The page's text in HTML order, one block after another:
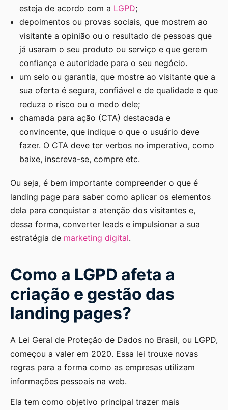
esteja de acordo com a LGPD;
depoimentos ou provas sociais, que mostrem ao
visitante a opinião ou o resultado de pessoas que
já usaram o seu produto ou serviço e que gerem
confiança e autoridade para o seu negócio.
um selo ou garantia, que mostre ao visitante que a
sua oferta é segura, confiável e de qualidade e que
reduza o risco ou o medo dele;
chamada para ação (CTA) destacada e
convincente, que indique o que o usuário deve
fazer. O CTA deve ter verbos no imperativo, como
baixe, inscreva-se, compre etc.
Ou seja, é bem importante compreender o que é
landing page para saber como aplicar os elementos
dela para conquistar a atenção dos visitantes e,
dessa forma, converter leads e impulsionar a sua
estratégia de marketing digital.
Como a LGPD afeta a
criação e gestão das
landing pages?
A Lei Geral de Proteção de Dados no Brasil, ou LGPD,
começou a valer em 2020. Essa lei trouxe novas
regras para a forma como as empresas utilizam
informações pessoais na web.
Ela tem como objetivo principal trazer mais